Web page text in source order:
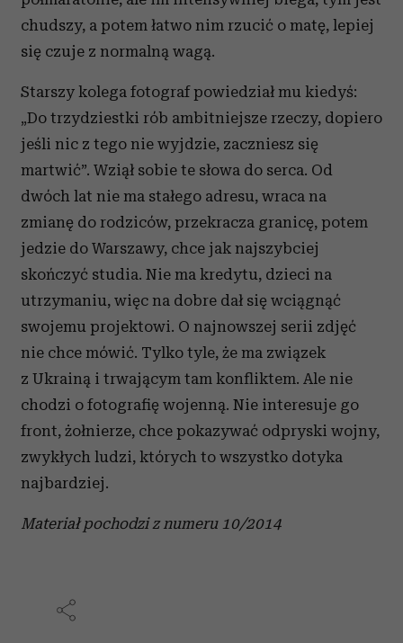
chudszy, a potem łatwo nim rzucić o matę, lepiej
się czuje z normalną wagą.
Starszy kolega fotograf powiedział mu kiedyś:
„Do trzydziestki rób ambitniejsze rzeczy, dopiero
jeśli nic z tego nie wyjdzie, zaczniesz się
martwić”. Wziął sobie te słowa do serca. Od
dwóch lat nie ma stałego adresu, wraca na
zmianę do rodziców, przekracza granicę, potem
jedzie do Warszawy, chce jak najszybciej
skończyć studia. Nie ma kredytu, dzieci na
utrzymaniu, więc na dobre dał się wciągnąć
swojemu projektowi. O najnowszej serii zdjęć
nie chce mówić. Tylko tyle, że ma związek
z Ukrainą i trwającym tam konfliktem. Ale nie
chodzi o fotografię wojenną. Nie interesuje go
front, żołnierze, chce pokazywać odpryski wojny,
zwykłych ludzi, których to wszystko dotyka
najbardziej.
Materiał pochodzi z numeru 10/2014